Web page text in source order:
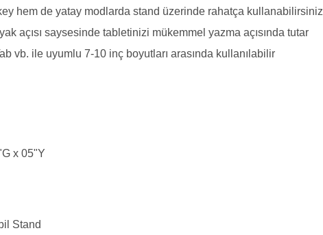
hem de yatay modlarda stand üzerinde rahatça kullanabilirsiniz
açısı saysesinde tabletinizi mükemmel yazma açısında tutar
vb. ile uyumlu 7-10 inç boyutları arasında kullanılabilir
x 05"Y
Stand